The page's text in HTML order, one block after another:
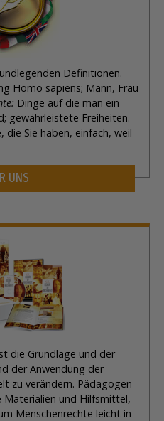
Definitionen.
Homo sapiens; Mann, Frau
Dinge auf die man ein
gewährleistete Freiheiten.
die Sie haben, einfach, weil
UNS
die Grundlage und der
der Anwendung der
zu verändern. Pädagogen
und Hilfsmittel,
Menschenrechte leicht in